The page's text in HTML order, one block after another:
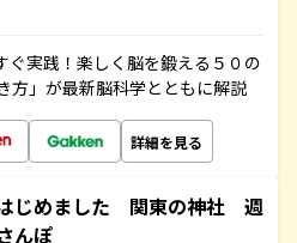
ぐ実践！楽しく脳を鍛える５０の
方」が最新脳科学とともに解説
詳細を見る
じめました 関東の神社 週
んぽ